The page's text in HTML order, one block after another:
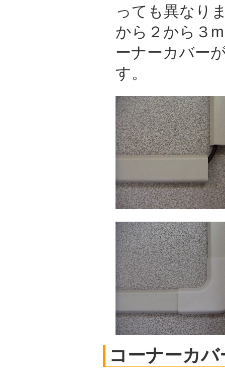
っても異なり
から２から３
ーナーカバー
す。
コーナーカ